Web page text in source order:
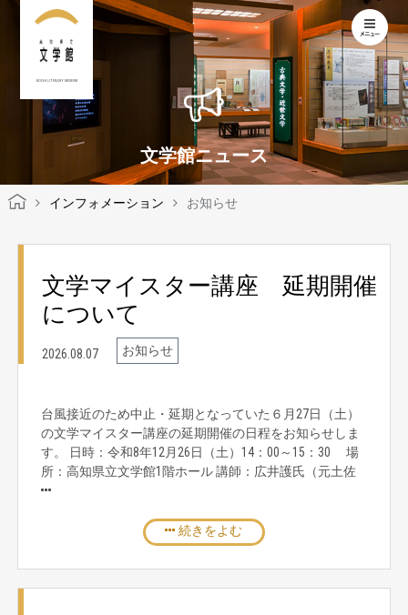
KOCHI LITERARY MUSEUM
文学館ニュース
インフォメーション お知らせ
文学マイスター講座 延期開催
について
2026.08.07 お知らせ
台風接近のため中止・延期となっていた６月27日（土）
の文学マイスター講座の延期開催の日程をお知らせしま
す。 日時：令和8年12月26日（土）14：00～15：30 場
所：高知県立文学館1階ホール 講師：広井護氏（元土佐
続きをよむ